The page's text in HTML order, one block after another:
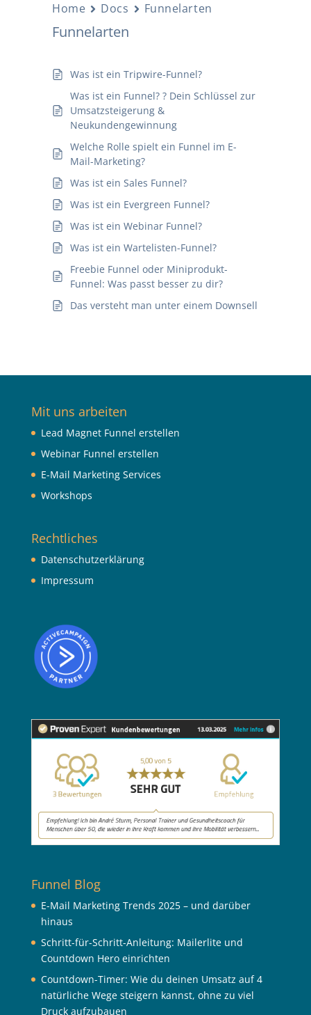
Home Docs Funnelarten
Funnelarten
Was ist ein Tripwire-Funnel?
Was ist ein Funnel? ? Dein Schlüssel zur
Umsatzsteigerung &
Neukundengewinnung
Welche Rolle spielt ein Funnel im E-
Mail-Marketing?
Was ist ein Sales Funnel?
Was ist ein Evergreen Funnel?
Was ist ein Webinar Funnel?
Was ist ein Wartelisten-Funnel?
Freebie Funnel oder Miniprodukt-
Funnel: Was passt besser zu dir?
Das versteht man unter einem Downsell
Mit uns arbeiten
Lead Magnet Funnel erstellen
Webinar Funnel erstellen
E-Mail Marketing Services
Workshops
Rechtliches
Datenschutzerklärung
Impressum
Funnel Blog
E-Mail Marketing Trends 2025 – und darüber
hinaus
Schritt-für-Schritt-Anleitung: Mailerlite und
Countdown Hero einrichten
Countdown-Timer: Wie du deinen Umsatz auf 4
natürliche Wege steigern kannst, ohne zu viel
Druck aufzubauen